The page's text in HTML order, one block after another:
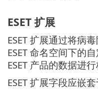
ESET 扩展
ESET 扩展通过将病
ESET 命名空间下的
ESET 产品的数据进行
ESET 扩展字段应嵌套